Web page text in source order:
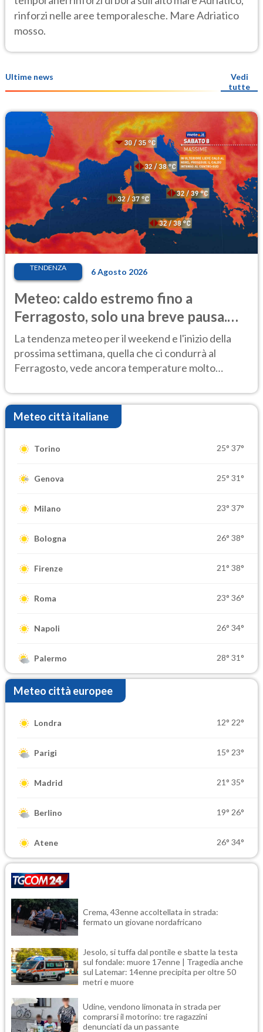
rinforzi nelle aree temporalesche. Mare Adriatico
mosso.
Ultime news
Vedi
tutte
TENDENZA 6 Agosto 2026
Meteo: caldo estremo fino a
Ferragosto, solo una breve pausa.
Ecco dove
La tendenza meteo per il weekend e l'inizio della
prossima settimana, quella che ci condurrà al
Ferragosto, vede ancora temperature molto
Meteo città italiane
Torino 25° 37°
Genova 25° 31°
Milano 23° 37°
Bologna 26° 38°
Firenze 21° 38°
Roma 23° 36°
Napoli 26° 34°
Palermo 28° 31°
Meteo città europee
Londra 12° 22°
Parigi 15° 23°
Madrid 21° 35°
Berlino 19° 26°
Atene 26° 34°
Crema, 43enne accoltellata in strada:
fermato un giovane nordafricano
Jesolo, si tuffa dal pontile e sbatte la testa
sul fondale: muore 17enne | Tragedia anche
sul Latemar: 14enne precipita per oltre 50
metri e muore
Udine, vendono limonata in strada per
comprarsi il motorino: tre ragazzini
denunciati da un passante